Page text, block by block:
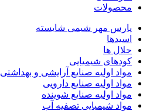
محصولات
پارس مهر شیمی شایسته
اسیدها
حلال ها
کودهای شیمیایی
مواد اولیه صنایع آرایشی و بهداشتی
مواد اولیه صنایع دارویی
مواد اولیه صنایع شوینده
مواد شیمیایی تصفیه آب